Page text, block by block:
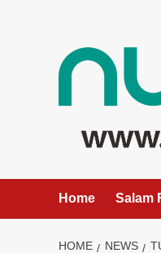
Home Salam
HOME NEWS